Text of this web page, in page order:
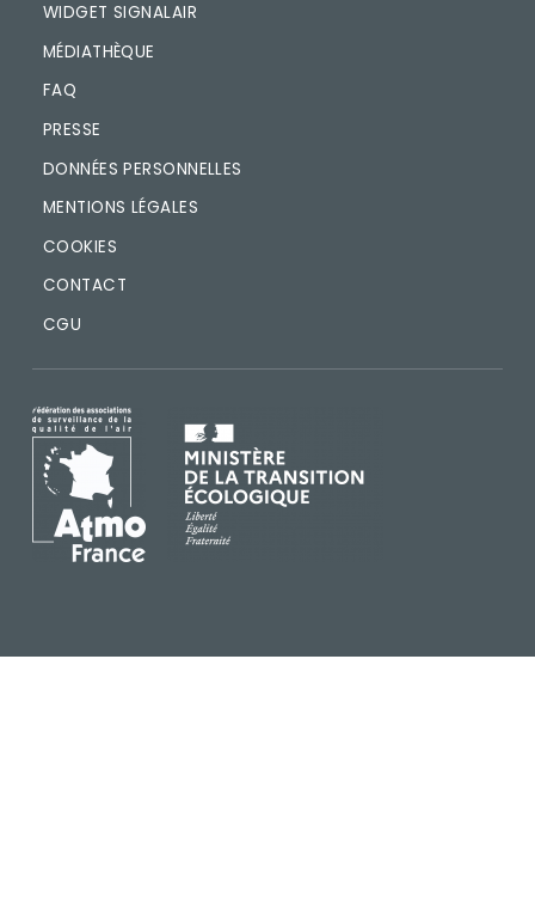
WIDGET SIGNALAIR
MÉDIATHÈQUE
FAQ
PRESSE
DONNÉES PERSONNELLES
MENTIONS LÉGALES
COOKIES
CONTACT
CGU
IMAGE IMAGE